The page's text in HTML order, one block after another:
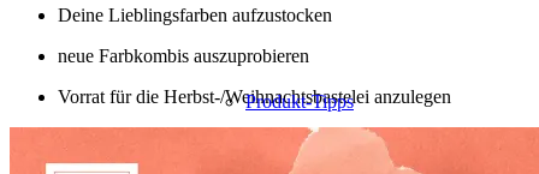
Produkt-Tipps
Deine Lieblingsfarben aufzustocken
neue Farbkombis auszuprobieren
Vorrat für die Herbst-/Weihnachtsbastelei anzulegen